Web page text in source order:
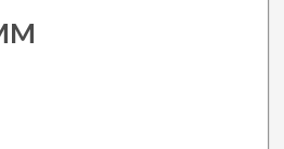
Contactos